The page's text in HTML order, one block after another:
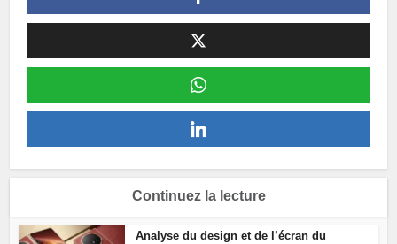
Continuez la lecture
Analyse du design et de l’écran du